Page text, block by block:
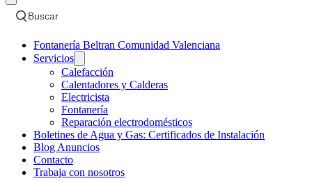
Buscar
Fontanería Beltran Comunidad Valenciana
Servicios
Calefacción
Calentadores y Calderas
Electricista
Fontanería
Reparación electrodomésticos
Boletines de Agua y Gas: Certificados de Instalación
Blog Anuncios
Contacto
Trabaja con nosotros